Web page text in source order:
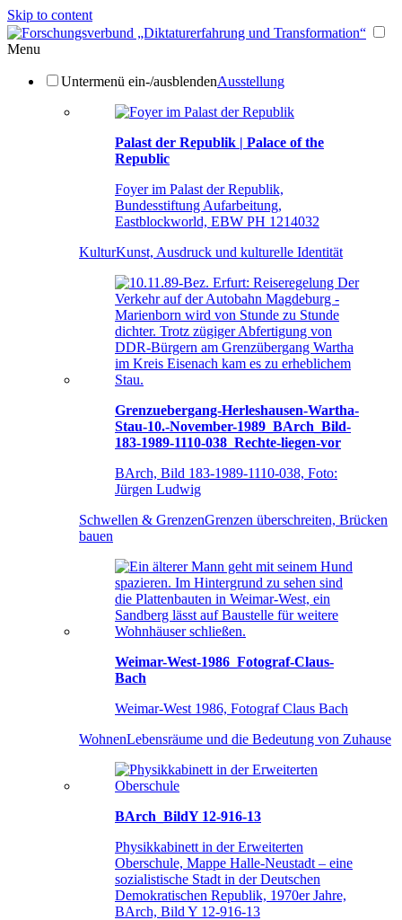
Skip to content
Menu
Untermenü ein-/ausblendenAusstellung
Palast der Republik | Palace of the
Republic
Foyer im Palast der Republik,
Bundesstiftung Aufarbeitung,
Eastblockworld, EBW PH 1214032
KulturKunst, Ausdruck und kulturelle Identität
Grenzuebergang-Herleshausen-Wartha-
Stau-10.-November-1989_BArch_Bild-
183-1989-1110-038_Rechte-liegen-vor
BArch, Bild 183-1989-1110-038, Foto:
Jürgen Ludwig
Schwellen & GrenzenGrenzen überschreiten, Brücken
bauen
Weimar-West-1986_Fotograf-Claus-
Bach
Weimar-West 1986, Fotograf Claus Bach
WohnenLebensräume und die Bedeutung von Zuhause
BArch_BildY 12-916-13
Physikkabinett in der Erweiterten
Oberschule, Mappe Halle-Neustadt – eine
sozialistische Stadt in der Deutschen
Demokratischen Republik, 1970er Jahre,
BArch, Bild Y 12-916-13